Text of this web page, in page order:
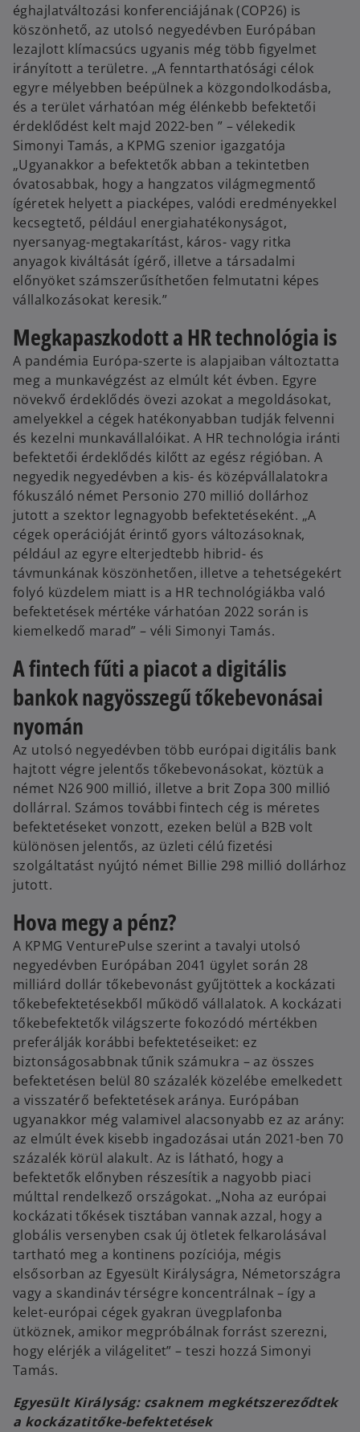
éghajlatváltozási konferenciájának (COP26) is
köszönhető, az utolsó negyedévben Európában
lezajlott klímacsúcs ugyanis még több figyelmet
irányított a területre. „A fenntarthatósági célok
egyre mélyebben beépülnek a közgondolkodásba,
és a terület várhatóan még élénkebb befektetői
érdeklődést kelt majd 2022-ben ” – vélekedik
Simonyi Tamás, a KPMG szenior igazgatója
„Ugyanakkor a befektetők abban a tekintetben
óvatosabbak, hogy a hangzatos világmegmentő
ígéretek helyett a piacképes, valódi eredményekkel
kecsegtető, például energiahatékonyságot,
nyersanyag-megtakarítást, káros- vagy ritka
anyagok kiváltását ígérő, illetve a társadalmi
előnyöket számszerűsíthetően felmutatni képes
vállalkozásokat keresik.”
Megkapaszkodott a HR technológia is
A pandémia Európa-szerte is alapjaiban változtatta
meg a munkavégzést az elmúlt két évben. Egyre
növekvő érdeklődés övezi azokat a megoldásokat,
amelyekkel a cégek hatékonyabban tudják felvenni
és kezelni munkavállalóikat. A HR technológia iránti
befektetői érdeklődés kilőtt az egész régióban. A
negyedik negyedévben a kis- és középvállalatokra
fókuszáló német Personio 270 millió dollárhoz
jutott a szektor legnagyobb befektetéseként. „A
cégek operációját érintő gyors változásoknak,
például az egyre elterjedtebb hibrid- és
távmunkának köszönhetően, illetve a tehetségekért
folyó küzdelem miatt is a HR technológiákba való
befektetések mértéke várhatóan 2022 során is
kiemelkedő marad” – véli Simonyi Tamás.
A fintech fűti a piacot a digitális
bankok nagyösszegű tőkebevonásai
nyomán
Az utolsó negyedévben több európai digitális bank
hajtott végre jelentős tőkebevonásokat, köztük a
német N26 900 millió, illetve a brit Zopa 300 millió
dollárral. Számos további fintech cég is méretes
befektetéseket vonzott, ezeken belül a B2B volt
különösen jelentős, az üzleti célú fizetési
szolgáltatást nyújtó német Billie 298 millió dollárhoz
jutott.
Hova megy a pénz?
A KPMG VenturePulse szerint a tavalyi utolsó
negyedévben Európában 2041 ügylet során 28
milliárd dollár tőkebevonást gyűjtöttek a kockázati
tőkebefektetésekből működő vállalatok. A kockázati
tőkebefektetők világszerte fokozódó mértékben
preferálják korábbi befektetéseiket: ez
biztonságosabbnak tűnik számukra – az összes
befektetésen belül 80 százalék közelébe emelkedett
a visszatérő befektetések aránya. Európában
ugyanakkor még valamivel alacsonyabb ez az arány:
az elmúlt évek kisebb ingadozásai után 2021-ben 70
százalék körül alakult. Az is látható, hogy a
befektetők előnyben részesítik a nagyobb piaci
múlttal rendelkező országokat. „Noha az európai
kockázati tőkések tisztában vannak azzal, hogy a
globális versenyben csak új ötletek felkarolásával
tartható meg a kontinens pozíciója, mégis
elsősorban az Egyesült Királyságra, Németországra
vagy a skandináv térségre koncentrálnak – így a
kelet-európai cégek gyakran üvegplafonba
ütköznek, amikor megpróbálnak forrást szerezni,
hogy elérjék a világelitet” – teszi hozzá Simonyi
Tamás.
Egyesült Királyság: csaknem megkétszereződtek
a kockázatitőke-befektetések